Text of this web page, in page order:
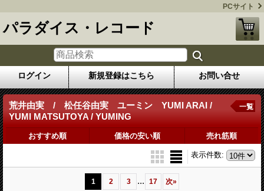
PCサイト
パラダイス・レコード
ログイン 新規登録はこちら お問い合せ
荒井由実 / 松任谷由実 ユーミン YUMI ARAI /
YUMI MATSUTOYA / YUMING
一覧
おすすめ順 価格の安い順 売れ筋順
表示件数:
1 2 3 ... 17 次»